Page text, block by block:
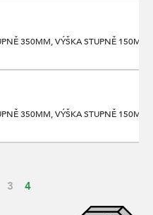
350MM, VÝŠKA STUPNĚ 150MM
350MM, VÝŠKA STUPNĚ 150MM
3 4